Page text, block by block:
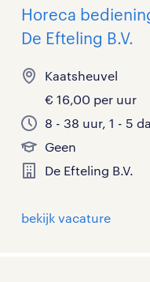
Horeca
De Efteling B.V.
Kaatsheuvel
€ 16,00 per uur
8 - 38 uur, 1 - 5
Geen
De Efteling B.V.
bekijk vacature